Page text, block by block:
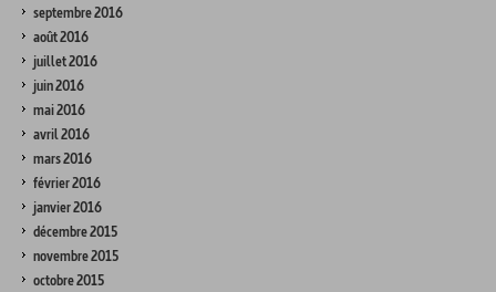
septembre 2016
août 2016
juillet 2016
juin 2016
mai 2016
avril 2016
mars 2016
février 2016
janvier 2016
décembre 2015
novembre 2015
octobre 2015